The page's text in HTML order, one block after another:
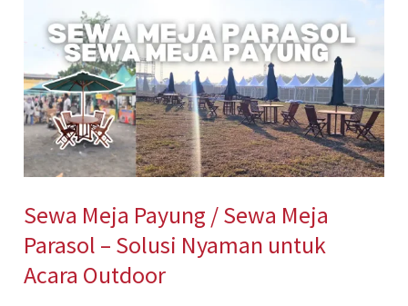
Sewa Meja Payung / Sewa Meja
Parasol – Solusi Nyaman untuk
Acara Outdoor
Payung
/
Sewa
Meja
Parasol
Solusi
Nyaman
untuk